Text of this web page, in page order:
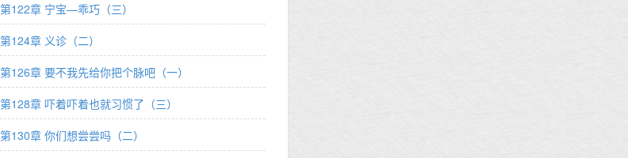
第122章 宁宝—乖巧（三）
第124章 义诊（二）
第126章 要不我先给你把个脉吧（一）
第128章 吓着吓着也就习惯了（三）
第130章 你们想尝尝吗（二）